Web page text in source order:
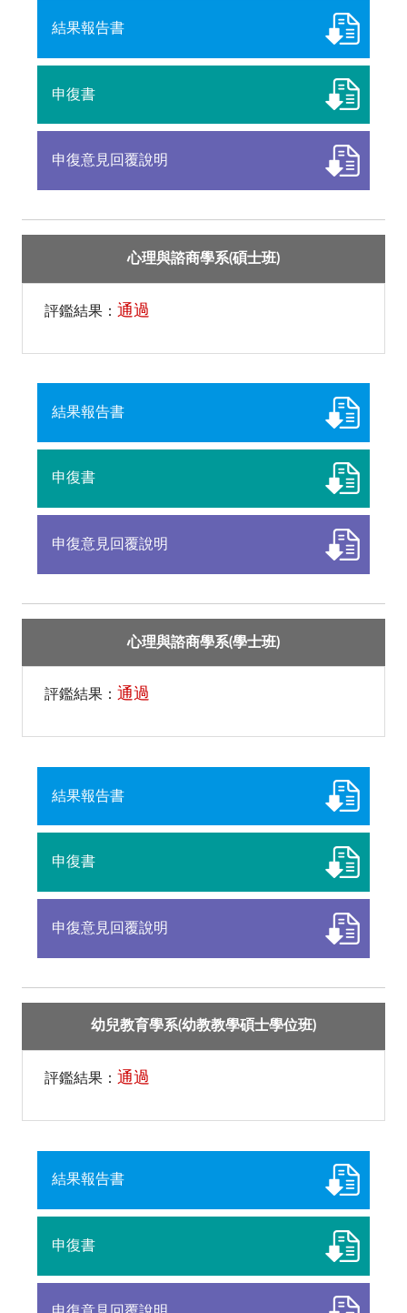
結果報告書
申復書
申復意見回覆說明
心理與諮商學系(碩士班)
評鑑結果： 通過
結果報告書
申復書
申復意見回覆說明
心理與諮商學系(學士班)
評鑑結果： 通過
結果報告書
申復書
申復意見回覆說明
幼兒教育學系(幼教教學碩士學位班)
評鑑結果： 通過
結果報告書
申復書